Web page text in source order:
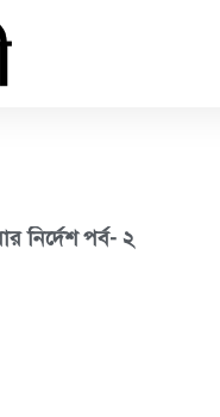
নির্দেশ পর্ব- ২